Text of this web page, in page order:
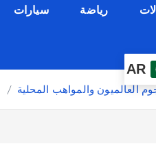
رياضة سيارات
AR